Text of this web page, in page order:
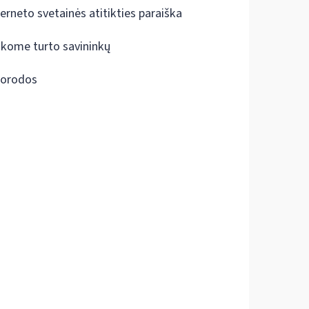
svetainės atitikties paraiška
turto savininkų